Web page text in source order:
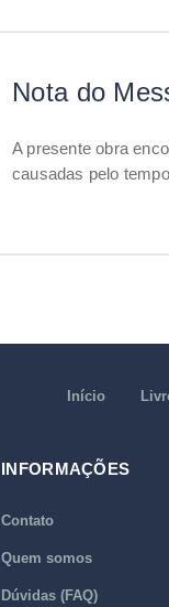
Nota do
A presente obra
causadas pelo
Início
INFORMAÇÕES
Contato
Quem somos
Dúvidas (FAQ)